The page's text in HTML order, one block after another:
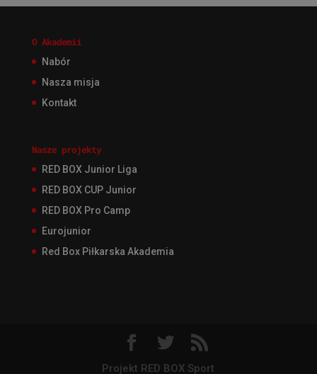
O Akademii
Nabór
Nasza misja
Kontakt
Nasze projekty
RED BOX Junior Liga
RED BOX CUP Junior
RED BOX Pro Camp
Eurojunior
Red Box Piłkarska Akademia
Projekt RED BOX Sport